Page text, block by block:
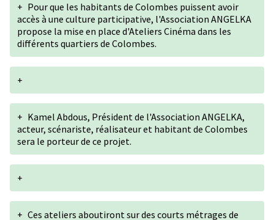
+ Pour que les habitants de Colombes puissent avoir
accès à une culture participative, l'Association ANGELKA
propose la mise en place d'Ateliers Cinéma dans les
différents quartiers de Colombes.
+
+ Kamel Abdous, Président de l'Association ANGELKA,
acteur, scénariste, réalisateur et habitant de Colombes
sera le porteur de ce projet.
+
+ Ces ateliers aboutiront sur des courts métrages de